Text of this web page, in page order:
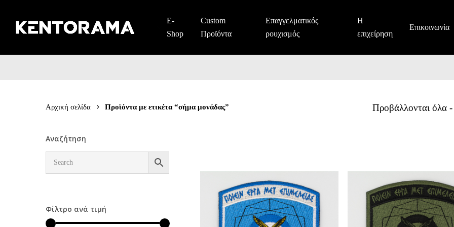
main
E-
Shop
Custom
Προϊόντα
Επαγγελματικός
ρουχισμός
Η
επιχείρηση
Επικοινωνία
Προβάλλονται όλα
Αρχική σελίδα Προϊόντα με ετικέτα “σήμα μονάδας”
Αναζήτηση
Φίλτρο ανά τιμή